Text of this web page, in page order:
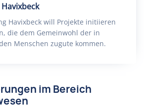
Havixbeck will Projekte initiieren
die dem Gemeinwohl der in
Menschen zugute kommen.
im Bereich